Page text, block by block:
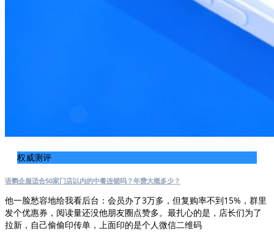
权威测评
语鹦企服适合50家门店以内的中餐连锁吗？年费大概多少？
他一脸愁容地给我看后台：会员办了3万多，但复购率不到15%，群里
发个优惠券，阅读量还没他朋友圈点赞多。最扎心的是，店长们为了
拉新，自己偷偷印传单，上面印的是个人微信二维码